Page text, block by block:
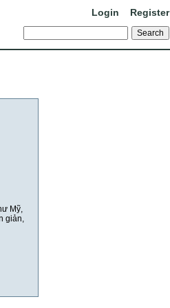
Login Register
Mỹ,
giản,